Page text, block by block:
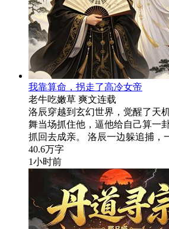
我靠算命，拐走了高冷女帝
老牛吃嫩草 爽文连载
洛辰穿越到玄幻世界，觉醒了天
舞当场抓住他，逼他给自己算一
抓回去成亲。 洛辰一边躲追捕，
40.6万字
1小时前